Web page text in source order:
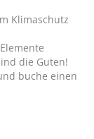
Klimaschutz
die Guten!
buche einen